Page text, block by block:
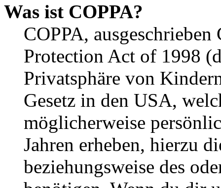
Was ist COPPA?
COPPA,
Protection Act of 1998
Privatsphäre von
Gesetz in den USA,
möglicherweise
Jahren erheben, hierzu
beziehungsweise des